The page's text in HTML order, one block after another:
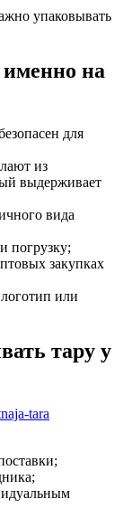
упаковывать
именно на
для
из
выдерживает
вида
погрузку;
закупках
или
тару у
tara